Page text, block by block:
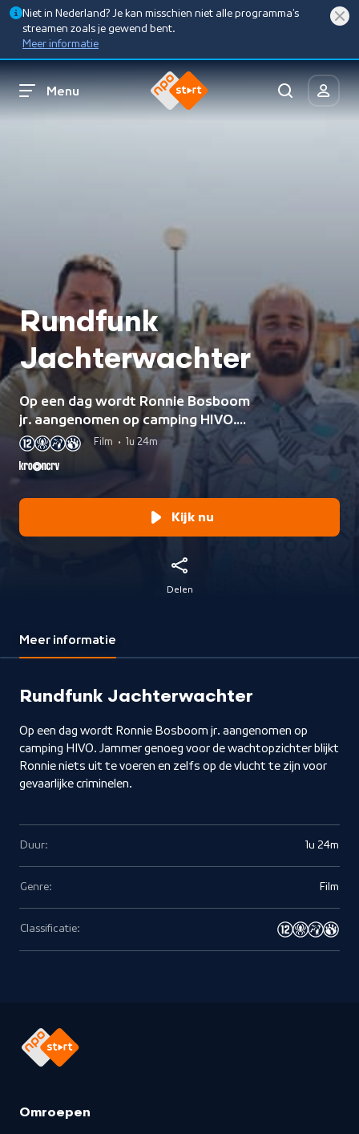
Niet in Nederland? Je kan misschien niet alle programma’s
streamen zoals je gewend bent.
Meer informatie
Menu
Rundfunk
Jachterwachter
Op een dag wordt Ronnie Bosboom
jr. aangenomen op camping HIVO.
Jammer genoeg voor de
wachtopzichter blijkt Ronnie niets
uit te voeren en zelfs op de vlucht te
Film • 1u 24m
Kijk nu
Delen
Meer informatie
Rundfunk Jachterwachter
Op een dag wordt Ronnie Bosboom jr. aangenomen op
camping HIVO. Jammer genoeg voor de wachtopzichter blijkt
Ronnie niets uit te voeren en zelfs op de vlucht te zijn voor
gevaarlijke criminelen.
Duur: 1u 24m
Genre: Film
Classificatie:
Omroepen